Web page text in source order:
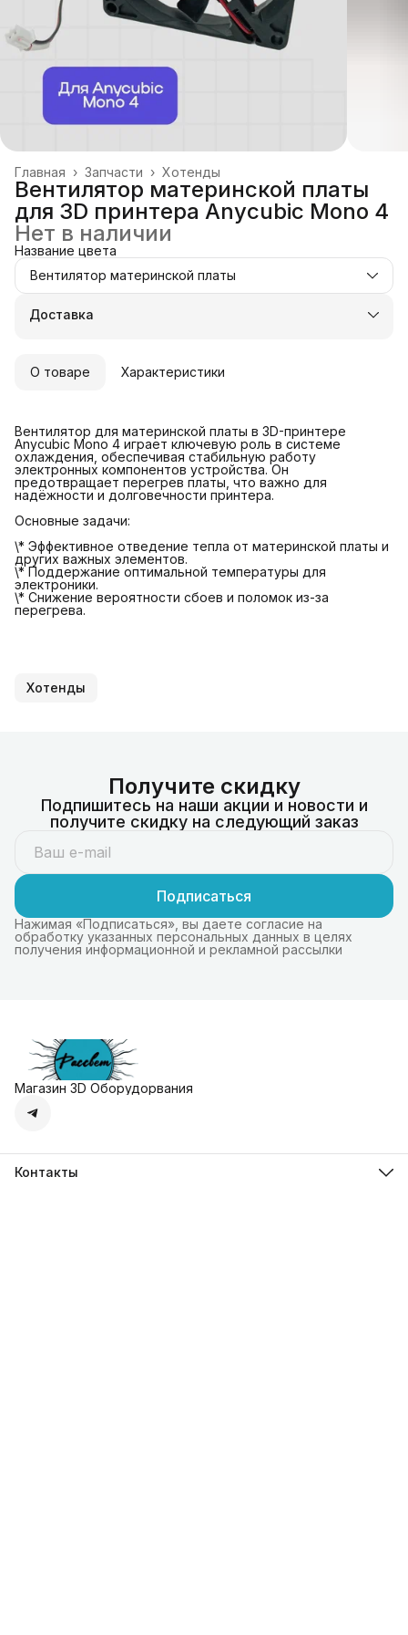
Хотенды
Запчасти ›
Главная ›
Вентилятор материнской платы
для 3D принтера Anycubic Mono 4
Нет в наличии
Название цвета
Вентилятор материнской платы
Доставка
О товаре Характеристики
Вентилятор для материнской платы в 3D-принтере
Anycubic Mono 4 играет ключевую роль в системе
охлаждения, обеспечивая стабильную работу
электронных компонентов устройства. Он
предотвращает перегрев платы, что важно для
надёжности и долговечности принтера.
Основные задачи:
\* Эффективное отведение тепла от материнской платы и
других важных элементов.
\* Поддержание оптимальной температуры для
электроники.
\* Снижение вероятности сбоев и поломок из-за
перегрева.
Хотенды
Получите скидку
Подпишитесь на наши акции и новости и
получите скидку на следующий заказ
Подписаться
Нажимая «Подписаться», вы даете согласие на
обработку указанных персональных данных в целях
получения информационной и рекламной рассылки
Магазин 3D Оборудорвания
Контакты